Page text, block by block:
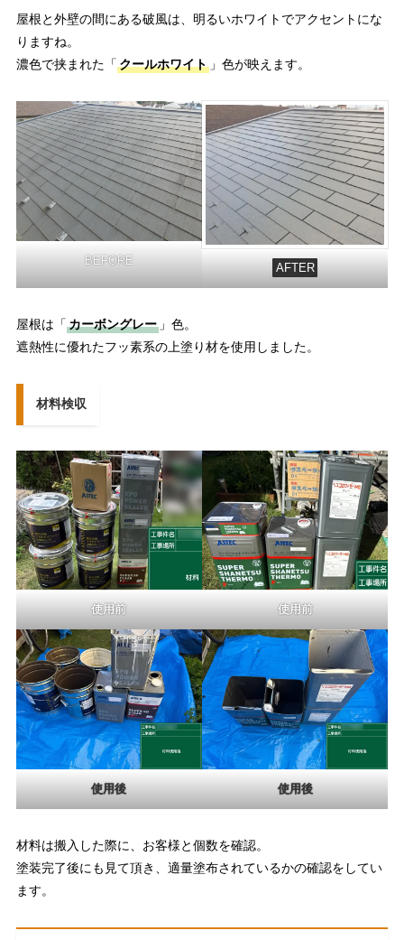
屋根と外壁の間にある破風は、明るいホワイトでアクセントにな
りますね。
濃色で挟まれた「 クールホワイト」色が映えます。
BEFORE
AFTER
屋根は「 カーボングレー」色。
遮熱性に優れたフッ素系の上塗り材を使用しました。
材料検収
使用前 使用前
使用後 使用後
材料は搬入した際に、お客様と個数を確認。
塗装完了後にも見て頂き、適量塗布されているかの確認をしてい
ます。